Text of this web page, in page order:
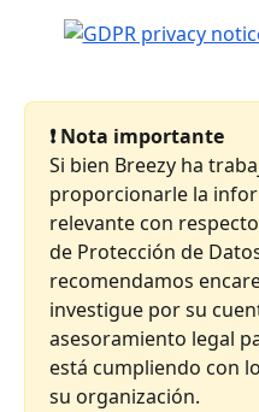
❗ Nota importante
Si bien Breezy ha
proporcionarle la
relevante con
de Protección de
recomendamos
investigue por su
asesoramiento legal
está cumpliendo con
su organización.